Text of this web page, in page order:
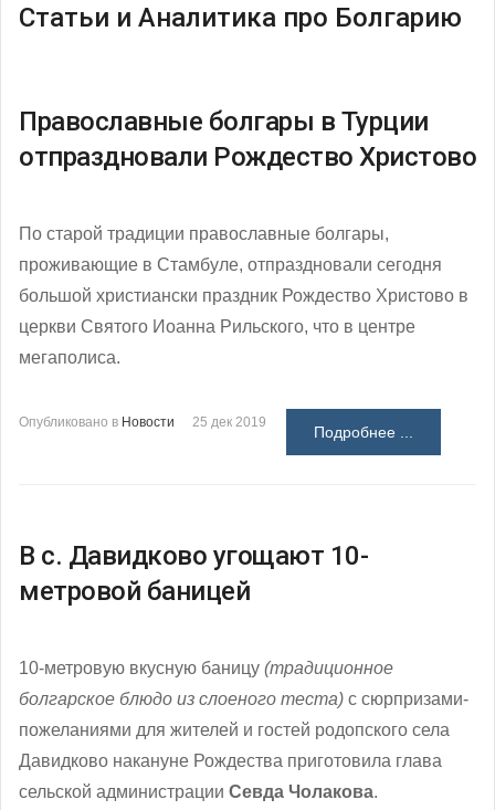
Статьи и Аналитика про Болгарию
Православные болгары в Турции
отпраздновали Рождество Христово
По старой традиции православные болгары,
проживающие в Стамбуле, отпраздновали сегодня
большой христиански праздник Рождество Христово в
церкви Святого Иоанна Рильского, что в центре
мегаполиса.
Опубликовано в Новости 25 дек 2019
Подробнее ...
В с. Давидково угощают 10-
метровой баницей
10-метровую вкусную баницу (традиционное
болгарское блюдо из слоеного теста) с сюрпризами-
пожеланиями для жителей и гостей родопского села
Давидково накануне Рождества приготовила глава
сельской администрации Севда Чолакова.